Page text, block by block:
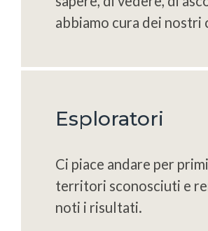
abbiamo cura dei nostri
Esploratori
Ci piace andare per
territori sconosciuti e
noti i risultati.